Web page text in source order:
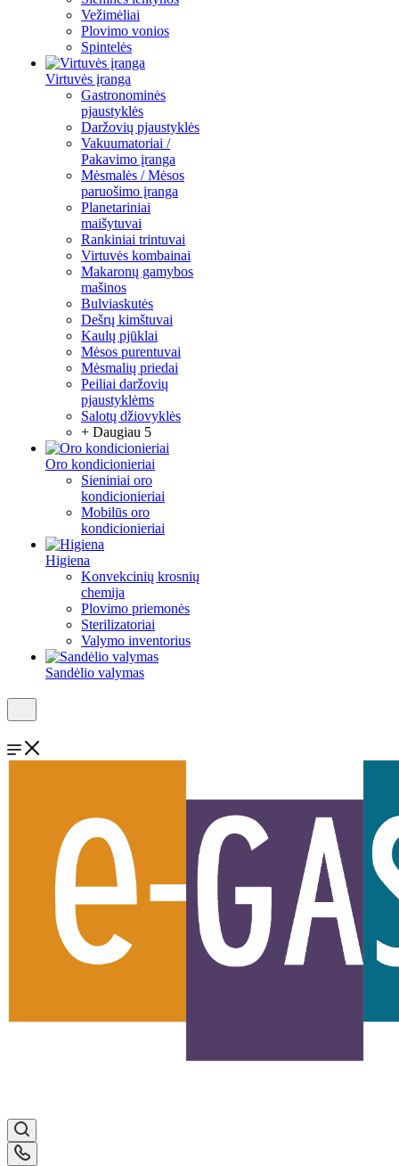
Vežimėliai
Plovimo vonios
Spintelės
Virtuvės įranga
Gastronominės
pjaustyklės
Daržovių pjaustyklės
Vakuumatoriai /
Pakavimo įranga
Mėsmalės / Mėsos
paruošimo įranga
Planetariniai
maišytuvai
Rankiniai trintuvai
Virtuvės kombainai
Makaronų gamybos
mašinos
Bulviaskutės
Dešrų kimštuvai
Kaulų pjūklai
Mėsos purentuvai
Mėsmalių priedai
Peiliai daržovių
pjaustyklėms
Salotų džiovyklės
+ Daugiau 5
Oro kondicionieriai
Sieniniai oro
kondicionieriai
Mobilūs oro
kondicionieriai
Higiena
Konvekcinių krosnių
chemija
Plovimo priemonės
Sterilizatoriai
Valymo inventorius
Sandėlio valymas